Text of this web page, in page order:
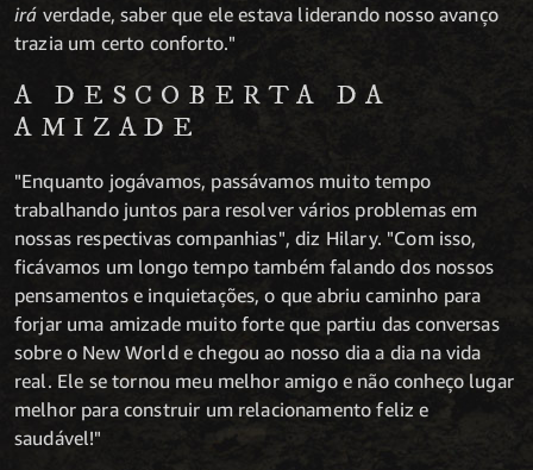
irá verdade, saber que ele estava liderando nosso avanço
trazia um certo conforto."
A DESCOBERTA DA
AMIZADE
"Enquanto jogávamos, passávamos muito tempo
trabalhando juntos para resolver vários problemas em
nossas respectivas companhias", diz Hilary. "Com isso,
ficávamos um longo tempo também falando dos nossos
pensamentos e inquietações, o que abriu caminho para
forjar uma amizade muito forte que partiu das conversas
sobre o New World e chegou ao nosso dia a dia na vida
real. Ele se tornou meu melhor amigo e não conheço lugar
melhor para construir um relacionamento feliz e
saudável!"